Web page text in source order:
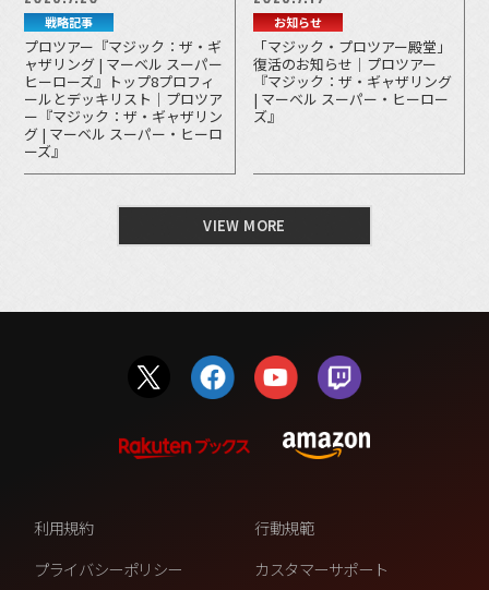
戦略記事
プロツアー『マジック：ザ・ギ
ャザリング | マーベル スーパー
ヒーローズ』トップ8プロフィ
ールとデッキリスト｜プロツア
ー『マジック：ザ・ギャザリン
グ | マーベル スーパー・ヒーロ
ーズ』
お知らせ
「マジック・プロツアー殿堂」
復活のお知らせ｜プロツアー
『マジック：ザ・ギャザリング
| マーベル スーパー・ヒーロー
ズ』
VIEW MORE
利用規約
行動規範
プライバシーポリシー
カスタマーサポート